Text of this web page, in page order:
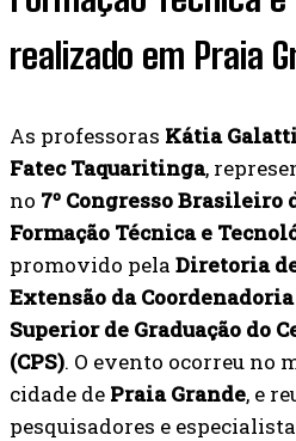
realizado em Praia
As professoras Kátia
Fatec Taquaritinga,
no 7º Congresso Brasileiro
Formação Técnica e
promovido pela Diretoria
Extensão da
Superior de Graduação do
(CPS). O evento ocorreu no
cidade de Praia Grande, e
pesquisadores e